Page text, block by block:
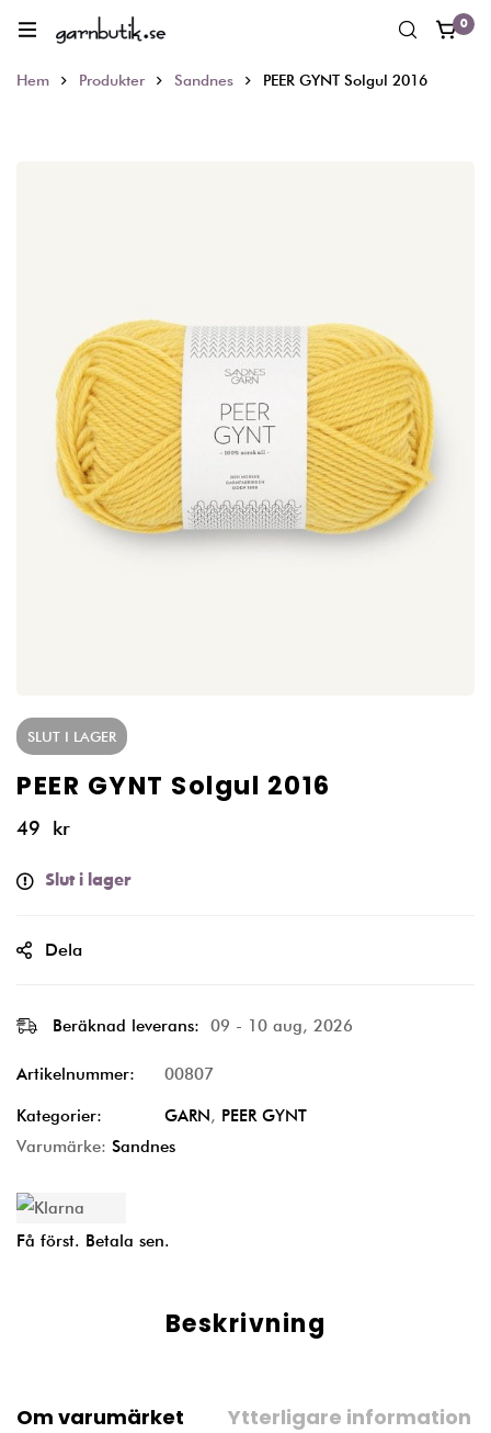
0
Hem Produkter Sandnes PEER GYNT Solgul 2016
SLUT I LAGER
PEER GYNT Solgul 2016
49 kr
Slut i lager
Dela
Beräknad leverans: 09 - 10 aug, 2026
Artikelnummer: 00807
Kategorier: GARN, PEER GYNT
Varumärke: Sandnes
Få först. Betala sen.
Beskrivning
Om varumärket Ytterligare information